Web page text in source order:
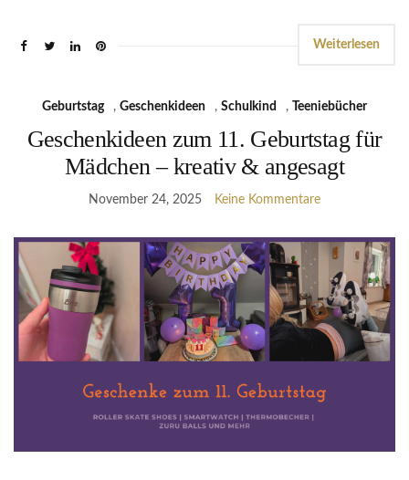
Weiterlesen
Geburtstag , Geschenkideen , Schulkind , Teeniebücher
Geschenkideen zum 11. Geburtstag für
Mädchen – kreativ & angesagt
November 24, 2025 Keine Kommentare